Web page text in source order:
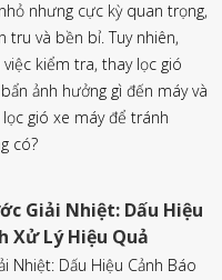
nhưng cực kỳ quan trọng,
tru và bền bỉ. Tuy nhiên,
kiểm tra, thay lọc gió
ảnh hưởng gì đến máy và
gió xe máy để tránh
có?
Giải Nhiệt: Dấu Hiệu
Xử Lý Hiệu Quả
Nhiệt: Dấu Hiệu Cảnh Báo